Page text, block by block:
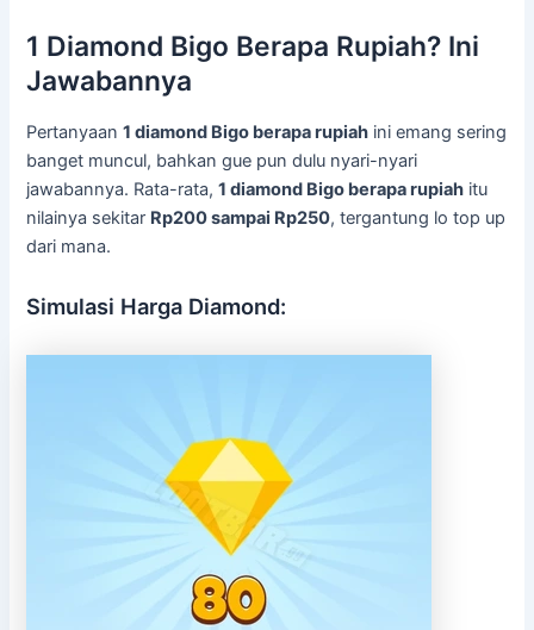
1 Diamond Bigo Berapa Rupiah? Ini
Jawabannya
Pertanyaan1 diamond Bigo berapa rupiah ini emang sering
banget muncul, bahkan gue pun dulu nyari-nyari
jawabannya. Rata-rata,1 diamond Bigo berapa rupiah itu
nilainya sekitar Rp200 sampai Rp250, tergantung lo top up
dari mana.
Simulasi Harga Diamond: